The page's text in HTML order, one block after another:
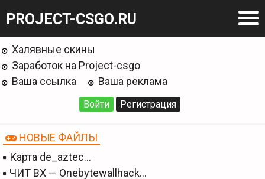
PROJECT-CSGO.RU
Халявные скины
Заработок на Project-csgo
Ваша ссылка
Ваша реклама
Войти Регистрация
НОВЫЕ ФАЙЛЫ
Карта de_aztec…
ЧИТ BX — Onebytewallhack…